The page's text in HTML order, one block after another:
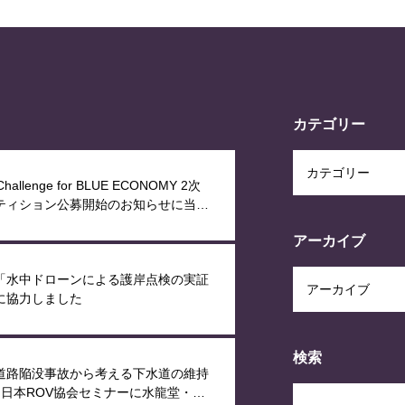
for BLUE ECONOMY 2次
ィション公募開始のお知らせに当社
水中ドローンによる護岸点検の実証
協力しました
路陥没事故から考える下水道の維持
本ROV協会セミナーに水龍堂・相
カテゴリー
アーカイブ
検索